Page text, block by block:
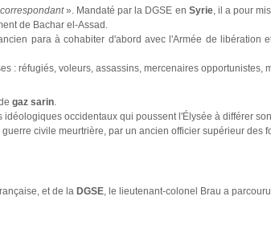
». Mandaté par la DGSE en Syrie, il a pour
de Bachar el-Assad.
para à cohabiter d'abord avec l'Armée de libération
: réfugiés, voleurs, assassins, mercenaires opportunistes,
gaz sarin.
occidentaux qui poussent l'Élysée à différer
civile meurtrière, par un ancien officier supérieur des
et de la DGSE, le lieutenant-colonel Brau a